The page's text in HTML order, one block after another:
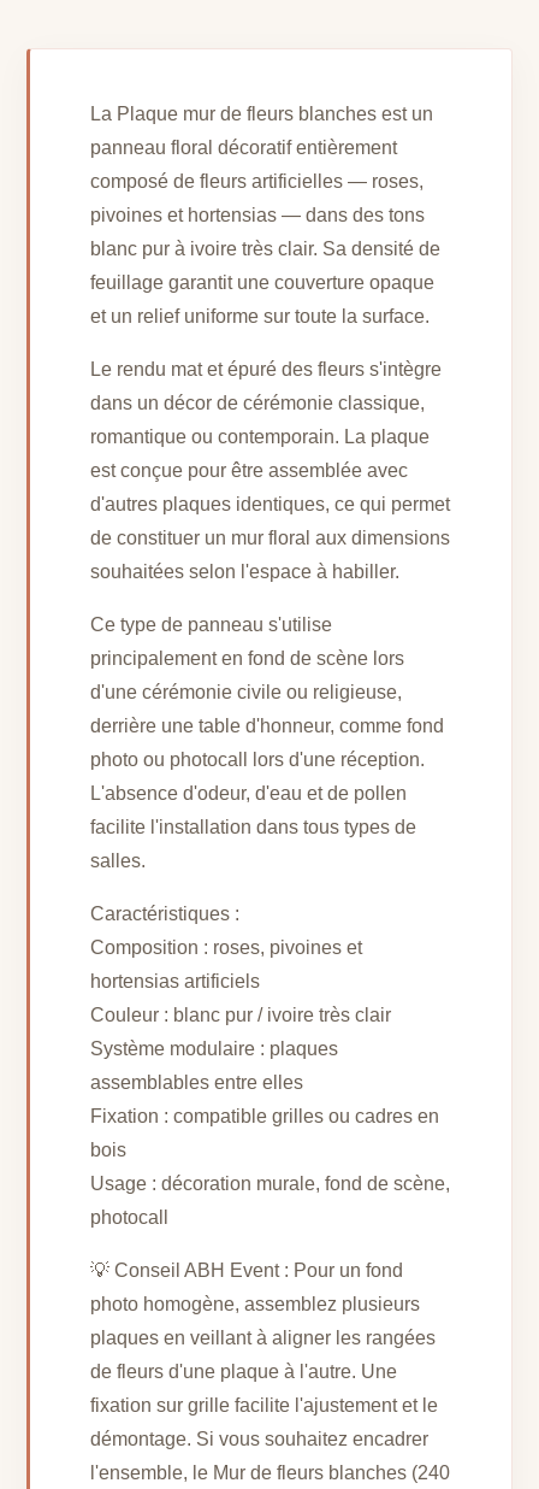
La Plaque mur de fleurs blanches est un
panneau floral décoratif entièrement
composé de fleurs artificielles — roses,
pivoines et hortensias — dans des tons
blanc pur à ivoire très clair. Sa densité de
feuillage garantit une couverture opaque
et un relief uniforme sur toute la surface.
Le rendu mat et épuré des fleurs s'intègre
dans un décor de cérémonie classique,
romantique ou contemporain. La plaque
est conçue pour être assemblée avec
d'autres plaques identiques, ce qui permet
de constituer un mur floral aux dimensions
souhaitées selon l'espace à habiller.
Ce type de panneau s'utilise
principalement en fond de scène lors
d'une cérémonie civile ou religieuse,
derrière une table d'honneur, comme fond
photo ou photocall lors d'une réception.
L'absence d'odeur, d'eau et de pollen
facilite l'installation dans tous types de
salles.
Caractéristiques :
Composition : roses, pivoines et
hortensias artificiels
Couleur : blanc pur / ivoire très clair
Système modulaire : plaques
assemblables entre elles
Fixation : compatible grilles ou cadres en
bois
Usage : décoration murale, fond de scène,
photocall
💡 Conseil ABH Event : Pour un fond
photo homogène, assemblez plusieurs
plaques en veillant à aligner les rangées
de fleurs d'une plaque à l'autre. Une
fixation sur grille facilite l'ajustement et le
démontage. Si vous souhaitez encadrer
l'ensemble, le Mur de fleurs blanches (240